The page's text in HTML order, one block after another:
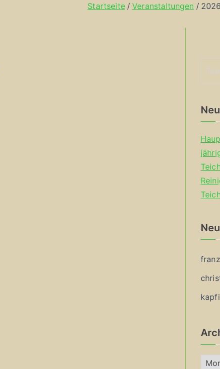
Startseite Veranstaltungen
kapfi